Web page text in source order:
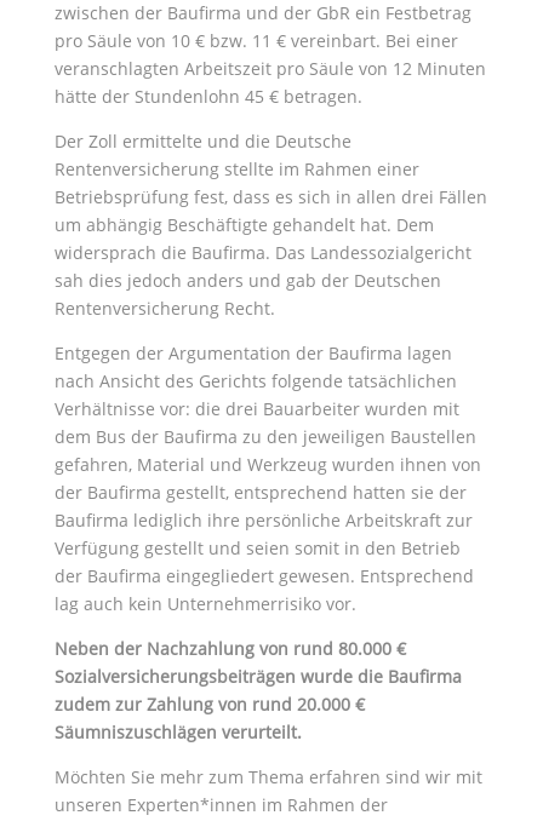
zwischen der Baufirma und der GbR ein Festbetrag
pro Säule von 10 € bzw. 11 € vereinbart. Bei einer
veranschlagten Arbeitszeit pro Säule von 12 Minuten
hätte der Stundenlohn 45 € betragen.
Der Zoll ermittelte und die Deutsche
Rentenversicherung stellte im Rahmen einer
Betriebsprüfung fest, dass es sich in allen drei Fällen
um abhängig Beschäftigte gehandelt hat. Dem
widersprach die Baufirma. Das Landessozialgericht
sah dies jedoch anders und gab der Deutschen
Rentenversicherung Recht.
Entgegen der Argumentation der Baufirma lagen
nach Ansicht des Gerichts folgende tatsächlichen
Verhältnisse vor: die drei Bauarbeiter wurden mit
dem Bus der Baufirma zu den jeweiligen Baustellen
gefahren, Material und Werkzeug wurden ihnen von
der Baufirma gestellt, entsprechend hatten sie der
Baufirma lediglich ihre persönliche Arbeitskraft zur
Verfügung gestellt und seien somit in den Betrieb
der Baufirma eingegliedert gewesen. Entsprechend
lag auch kein Unternehmerrisiko vor.
Neben der Nachzahlung von rund 80.000 €
Sozialversicherungsbeiträgen wurde die Baufirma
zudem zur Zahlung von rund 20.000 €
Säumniszuschlägen verurteilt.
Möchten Sie mehr zum Thema erfahren sind wir mit
unseren Experten*innen im Rahmen der